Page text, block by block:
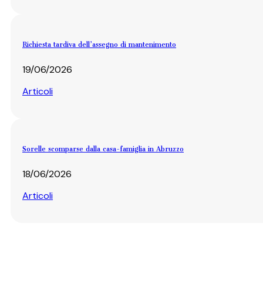
Richiesta tardiva dell’assegno di mantenimento
19/06/2026
Articoli
Sorelle scomparse dalla casa-famiglia in Abruzzo
18/06/2026
Articoli